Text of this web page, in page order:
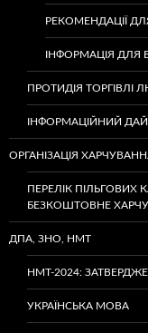
РЕКОМЕНДАЦІЇ
ІНФОРМАЦІЯ ДЛЯ
ПРОТИДІЯ ТОРГІВЛІ
ІНФОРМАЦІЙНИЙ
ОРГАНІЗАЦІЯ
ПЕРЕЛІК ПІЛЬГОВИХ
БЕЗКОШТОВНЕ
ДПА, ЗНО, НМТ
НМТ-2024:
УКРАЇНСЬКА МОВА